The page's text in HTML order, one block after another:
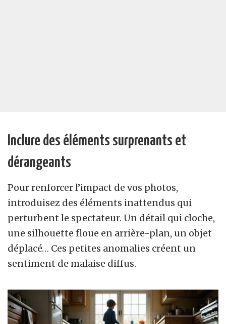
Inclure des éléments surprenants et
dérangeants
Pour renforcer l’impact de vos photos,
introduisez des éléments inattendus qui
perturbent le spectateur. Un détail qui cloche,
une silhouette floue en arrière-plan, un objet
déplacé… Ces petites anomalies créent un
sentiment de malaise diffus.